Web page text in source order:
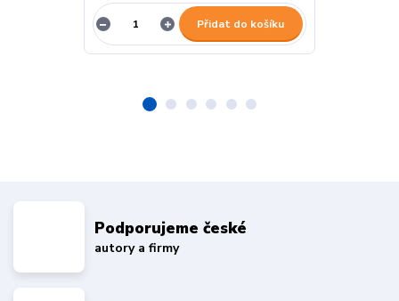
Přidat do košíku
Podporujeme české
autory a firmy